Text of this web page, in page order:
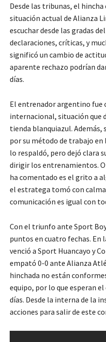
Desde las tribunas, el
situación actual de Alianza
escuchar desde las gradas
declaraciones, críticas, y
significó un cambio de
aparente rechazo podrían
días.
El entrenador argentino fue
internacional, situación que
tienda blanquiazul. Además,
por su método de trabajo en
lo respaldó, pero dejó clara
dirigir los entrenamientos.
ha comentado es el grito a
el estratega tomó con
comunicación es igual con
Con el triunfo ante Sport
puntos en cuatro fechas. En
venció a Sport Huancayo y
empató 0-0 ante Alianza
hinchada no están
equipo, por lo que esperan
días. Desde la interna de la
acciones para salir de este